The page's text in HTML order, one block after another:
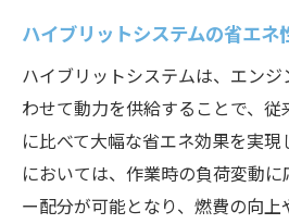
ハイブリットシステムの省エネ
ハイブリットシステムは、エン
わせて動力を供給することで、
に比べて大幅な省エネ効果を実
においては、作業時の負荷変動
ー配分が可能となり、燃費の向